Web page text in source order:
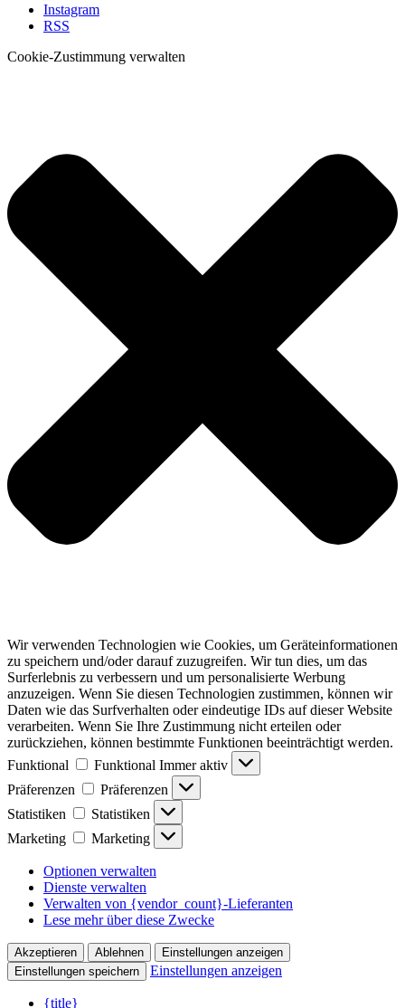
Instagram
RSS
Cookie-Zustimmung verwalten
Wir verwenden Technologien wie Cookies, um Geräteinformationen
zu speichern und/oder darauf zuzugreifen. Wir tun dies, um das
Surferlebnis zu verbessern und um personalisierte Werbung
anzuzeigen. Wenn Sie diesen Technologien zustimmen, können wir
Daten wie das Surfverhalten oder eindeutige IDs auf dieser Website
verarbeiten. Wenn Sie Ihre Zustimmung nicht erteilen oder
zurückziehen, können bestimmte Funktionen beeinträchtigt werden.
Funktional
Funktional Immer aktiv
Präferenzen
Präferenzen
Statistiken
Statistiken
Marketing
Marketing
Optionen verwalten
Dienste verwalten
Verwalten von {vendor_count}-Lieferanten
Lese mehr über diese Zwecke
Akzeptieren Ablehnen
Einstellungen anzeigen
Einstellungen speichern
Einstellungen anzeigen
{title}